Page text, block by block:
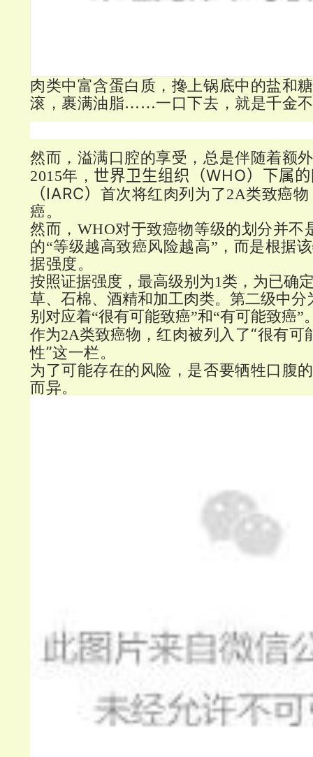
肉类中富含蛋白质，搀上锅底中的盐和
滚，裹满油脂……一口下去，就是千金
然而，溢满口腔的享受，总是伴随着额
2015年， 世界卫生组织（WHO）下属的
（IARC） 首次将红肉列为了2A类致癌
癌。
然而， WHO对于致癌物等级的划分并不
的“等级越高致癌风险越高”，而是根据
据强度。
按照证据强度，最高级别为1类，为已确
草、石棉、酒精和加工肉类。第二级中分
别对应着“很有可能致癌”和“有可能致癌”
作为2A类致癌物， 红肉被列入了“很有可
性”这一栏。
为了可能存在的风险，是否要牺牲口腹
而异。